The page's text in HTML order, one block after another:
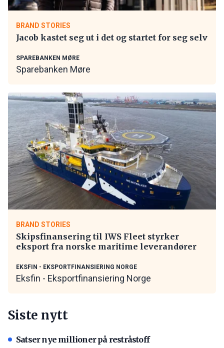
BRAND STORIES
Jacob kastet seg ut i det og startet for seg selv
SPAREBANKEN MØRE
Sparebanken Møre
BRAND STORIES
Skipsfinansering til IWS Fleet styrker
eksport fra norske maritime leverandører
EKSFIN - EKSPORTFINANSIERING NORGE
Eksfin - Eksportfinansiering Norge
Siste nytt
Satser nye millioner på restråstoff